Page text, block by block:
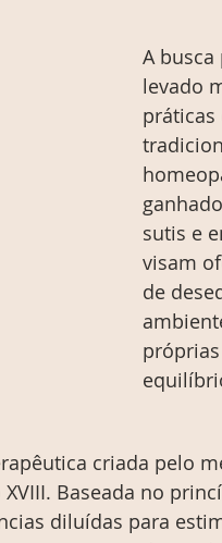
A
levado
práticas
sutis e
visam
de
criada pelo
Baseada no
diluídas para